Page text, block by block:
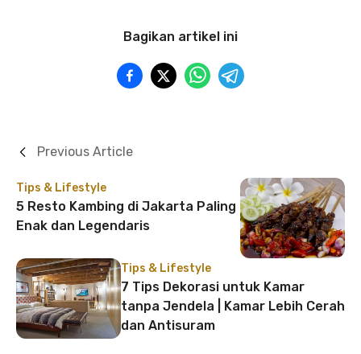
Bagikan artikel ini
Tips & Lifestyle
5 Resto Kambing di Jakarta Paling
Enak dan Legendaris
Previous Article
Tips & Lifestyle
7 Tips Dekorasi untuk Kamar
tanpa Jendela | Kamar Lebih Cerah
dan Antisuram